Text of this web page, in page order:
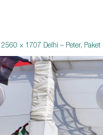
2560 × 1707 Delhi – Peter,